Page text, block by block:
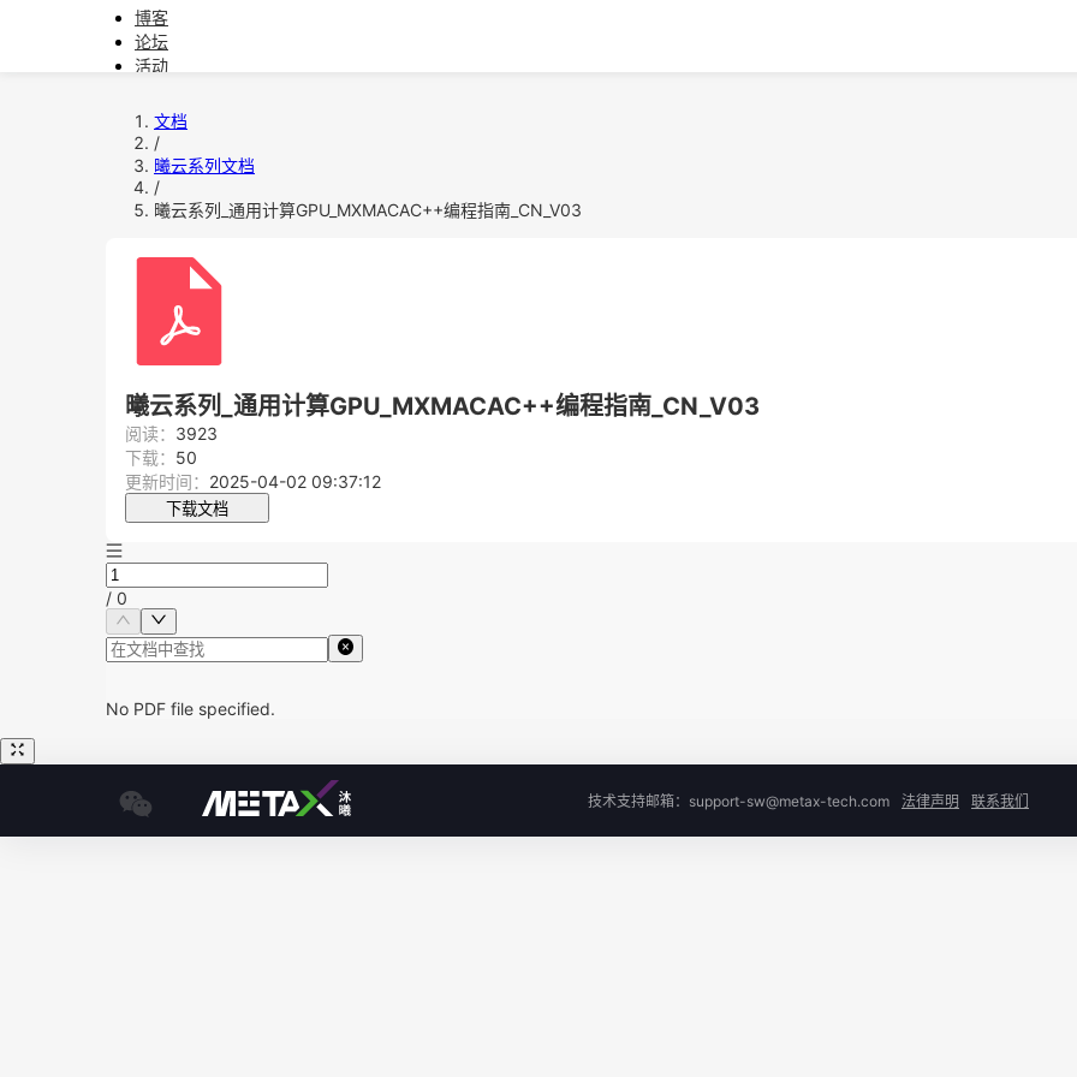
博客
论坛
活动
软件下载
教育
问题反馈
文档
/
曦云系列文档
/
曦云系列_通用计算GPU_MXMACAC++编程指南_CN_V03
曦云系列_通用计算GPU_MXMACAC++编程指南_CN_V03
阅读： 3923
下载： 50
更新时间： 2025-04-02 09:37:12
下载文档
/ 0
No PDF file specified.
技术支持邮箱：support-sw@metax-tech.com 法律声明 联系我们